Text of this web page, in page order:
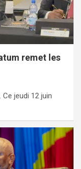
remet les
jeudi 12 juin